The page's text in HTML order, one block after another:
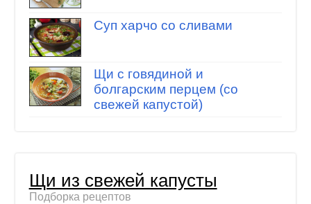
Суп харчо со сливами
Щи с говядиной и
болгарским перцем (со
свежей капустой)
Щи из свежей капусты
Подборка рецептов